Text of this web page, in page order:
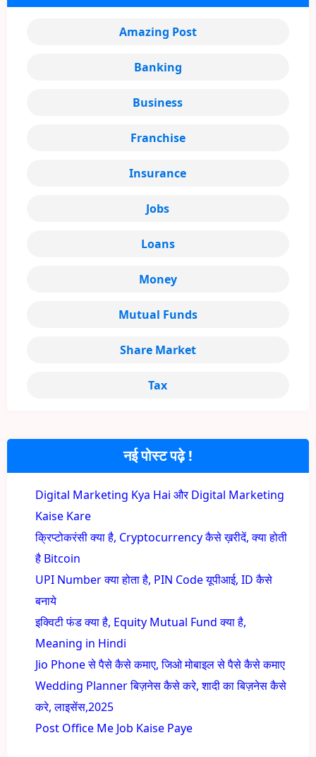
नई पोस्ट पढ़े !
Digital Marketing Kya Hai और Digital Marketing
Kaise Kare
क्रिप्टोकरंसी क्या है, Cryptocurrency कैसे ख़रीदें, क्या होती
है Bitcoin
UPI Number क्या होता है, PIN Code यूपीआई, ID कैसे
बनाये
इक्विटी फंड क्या है, Equity Mutual Fund क्या है,
Meaning in Hindi
Jio Phone से पैसे कैसे कमाए, जिओ मोबाइल से पैसे कैसे कमाए
Wedding Planner बिज़नेस कैसे करे, शादी का बिज़नेस कैसे
करे, लाइसेंस,2025
Post Office Me Job Kaise Paye
Amazing Post
Banking
Business
Franchise
Insurance
Jobs
Loans
Money
Mutual Funds
Share Market
Tax